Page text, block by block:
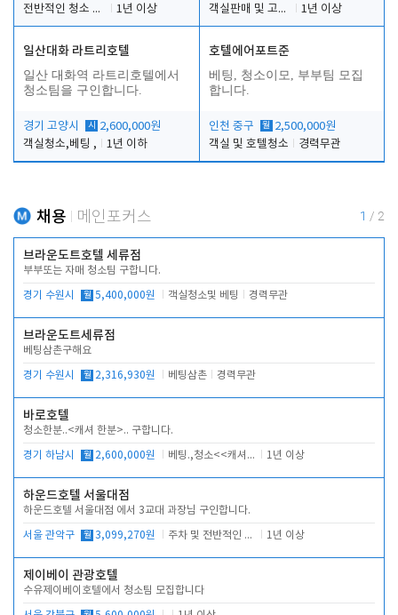
전반적인 청소 업무(객실청소.객실정리)
1년 이상
객실판매 및 고객응대
1년 이상
일산대화 라트리호텔
일산 대화역 라트리호텔에서
청소팀을 구인합니다.
경기 고양시 시
2,600,000원
객실청소,베팅 ,
1년 이하
호텔에어포트준
베팅, 청소이모, 부부팀 모집
합니다.
인천 중구 월 2,500,000원
객실 및 호텔청소
경력무관
채용 메인포커스 1 / 2
브라운도트호텔 세류점
부부또는 자매 청소팀 구합니다.
경기 수원시 월 5,400,000원 객실청소및 베팅 경력무관
브라운도트세류점
베팅삼촌구해요
경기 수원시 월 2,316,930원 베팅삼촌 경력무관
바로호텔
청소한분..<캐셔 한분>.. 구합니다.
경기 하남시 월 2,600,000원 베팅.,청소<<캐셔 모셔봅니다. 1년 이상
하운드호텔 서울대점
하운드호텔 서울대점 에서 3교대 과장님 구인합니다.
서울 관악구 월 3,099,270원 주차 및 전반적인 당번업무 1년 이상
제이베이 관광호텔
수유제이베이호텔에서 청소팀 모집합니다